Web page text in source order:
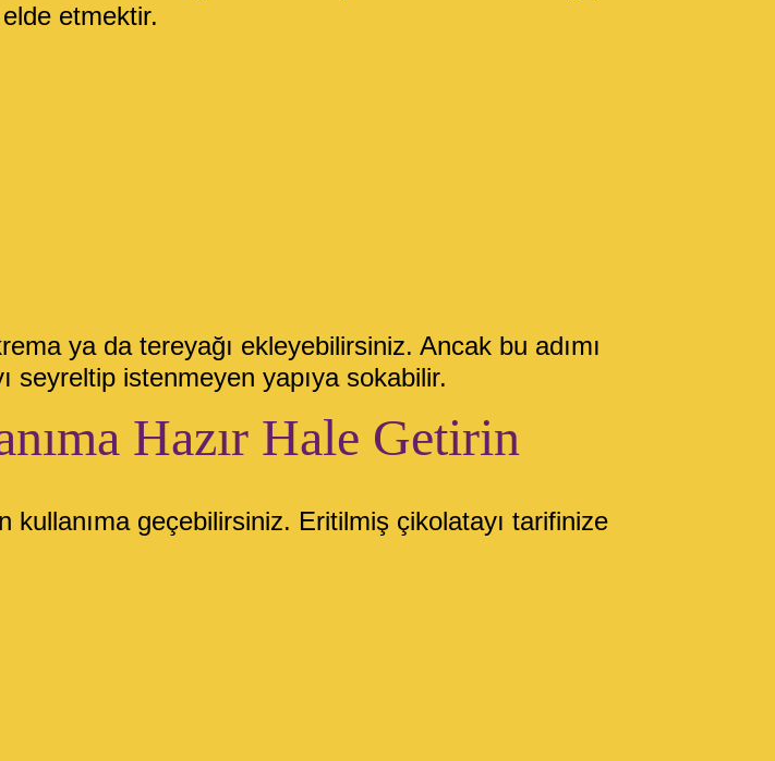
etmektir.
ya da tereyağı ekleyebilirsiniz. Ancak bu adımı
seyreltip istenmeyen yapıya sokabilir.
Hazır Hale Getirin
kullanıma geçebilirsiniz. Eritilmiş çikolatayı tarifinize